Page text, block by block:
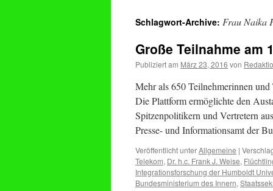
Schlagwort-Archive: Frau Naika
Große Teilnahme am
Publiziert am März 23, 2016 von
Mehr als 650 Teilnehmerinnen
Die Plattform ermöglichte den
Spitzenpolitikern und Vertretern
Presse- und Informationsamt der
Veröffentlicht unterAllgemeine |
Telekom, Dr. h.c. Frank J. Weise,
Integrationsforschung der Humboldt
Bundesministerium des Innern,